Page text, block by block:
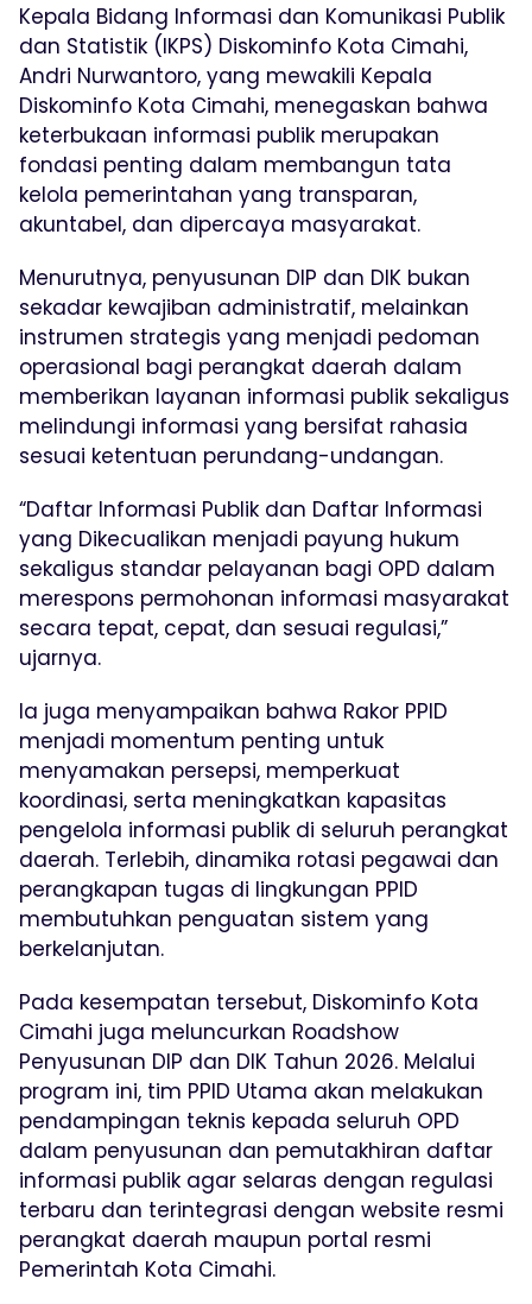
Kepala Bidang Informasi dan Komunikasi Publik
dan Statistik (IKPS) Diskominfo Kota Cimahi,
Andri Nurwantoro, yang mewakili Kepala
Diskominfo Kota Cimahi, menegaskan bahwa
keterbukaan informasi publik merupakan
fondasi penting dalam membangun tata
kelola pemerintahan yang transparan,
akuntabel, dan dipercaya masyarakat.
Menurutnya, penyusunan DIP dan DIK bukan
sekadar kewajiban administratif, melainkan
instrumen strategis yang menjadi pedoman
operasional bagi perangkat daerah dalam
memberikan layanan informasi publik sekaligus
melindungi informasi yang bersifat rahasia
sesuai ketentuan perundang-undangan.
“Daftar Informasi Publik dan Daftar Informasi
yang Dikecualikan menjadi payung hukum
sekaligus standar pelayanan bagi OPD dalam
merespons permohonan informasi masyarakat
secara tepat, cepat, dan sesuai regulasi,”
ujarnya.
Ia juga menyampaikan bahwa Rakor PPID
menjadi momentum penting untuk
menyamakan persepsi, memperkuat
koordinasi, serta meningkatkan kapasitas
pengelola informasi publik di seluruh perangkat
daerah. Terlebih, dinamika rotasi pegawai dan
perangkapan tugas di lingkungan PPID
membutuhkan penguatan sistem yang
berkelanjutan.
Pada kesempatan tersebut, Diskominfo Kota
Cimahi juga meluncurkan Roadshow
Penyusunan DIP dan DIK Tahun 2026. Melalui
program ini, tim PPID Utama akan melakukan
pendampingan teknis kepada seluruh OPD
dalam penyusunan dan pemutakhiran daftar
informasi publik agar selaras dengan regulasi
terbaru dan terintegrasi dengan website resmi
perangkat daerah maupun portal resmi
Pemerintah Kota Cimahi.